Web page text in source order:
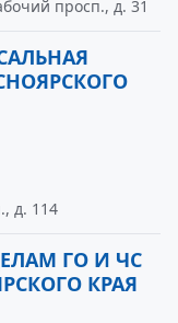
просп., д. 31
д. 114
ГО И ЧС
КРАЯ